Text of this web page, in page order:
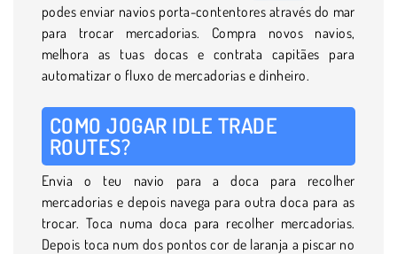
podes enviar navios porta-contentores através do mar
para trocar mercadorias. Compra novos navios,
melhora as tuas docas e contrata capitães para
automatizar o fluxo de mercadorias e dinheiro.
COMO JOGAR IDLE TRADE
ROUTES?
Envia o teu navio para a doca para recolher
mercadorias e depois navega para outra doca para as
trocar. Toca numa doca para recolher mercadorias.
Depois toca num dos pontos cor de laranja a piscar no